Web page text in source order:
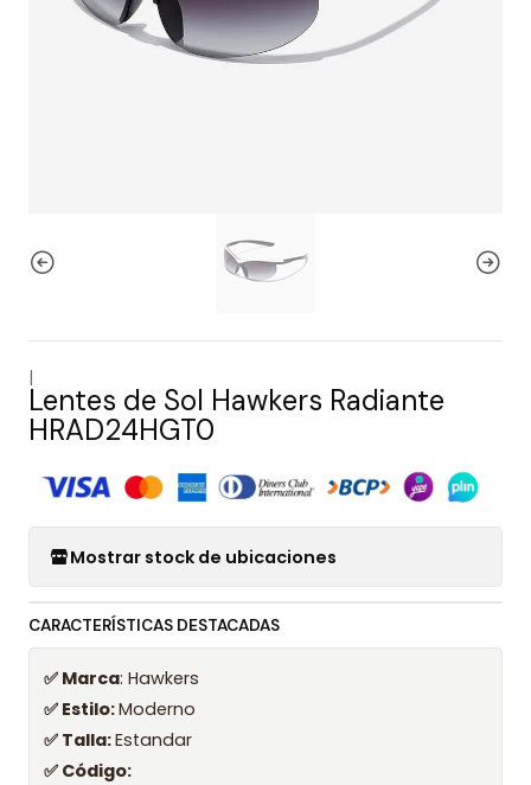
|
Lentes de Sol Hawkers Radiante
HRAD24HGT0
Mostrar stock de ubicaciones
CARACTERÍSTICAS DESTACADAS
✅ Marca: Hawkers
✅ Estilo:Moderno
✅ Talla:Estandar
✅ Código: